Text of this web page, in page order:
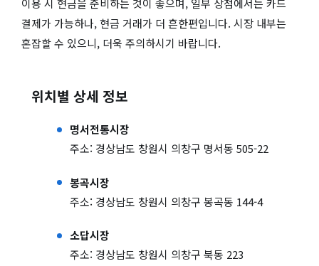
이용 시 현금을 준비하는 것이 좋으며, 일부 상점에서는 카드
결제가 가능하나, 현금 거래가 더 흔한편입니다. 시장 내부는
혼잡할 수 있으니, 더욱 주의하시기 바랍니다.
위치별 상세 정보
명서전통시장
주소: 경상남도 창원시 의창구 명서동 505-22
봉곡시장
주소: 경상남도 창원시 의창구 봉곡동 144-4
소답시장
주소: 경상남도 창원시 의창구 북동 223